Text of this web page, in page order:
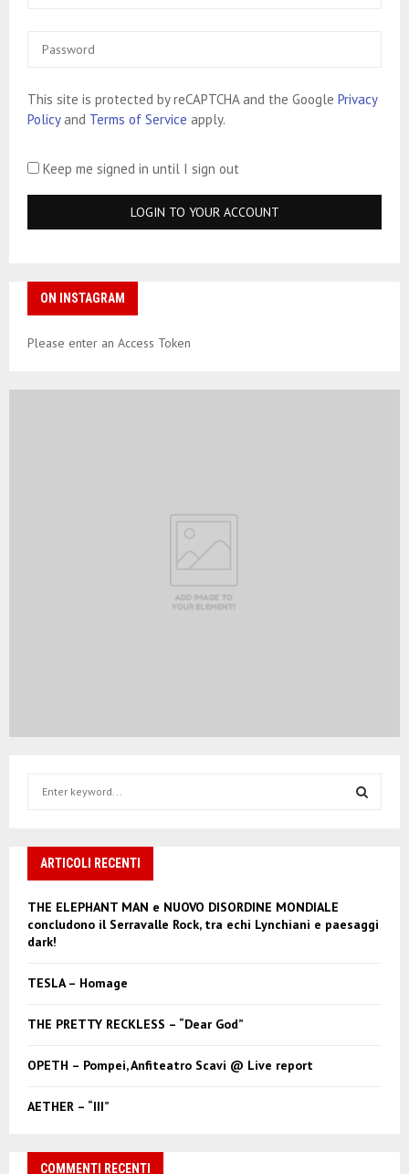
This site is protected by reCAPTCHA and the Google Privacy
Policyand Terms of Service apply.
Keep me signed in until I sign out
ON INSTAGRAM
Please enter an Access Token
h
r
ARTICOLI RECENTI
THE ELEPHANT MAN e NUOVO DISORDINE MONDIALE
concludono il Serravalle Rock, tra echi Lynchiani e paesaggi
dark!
TESLA – Homage
THE PRETTY RECKLESS – “Dear God”
OPETH – Pompei, Anfiteatro Scavi @ Live report
AETHER – “III”
COMMENTI RECENTI